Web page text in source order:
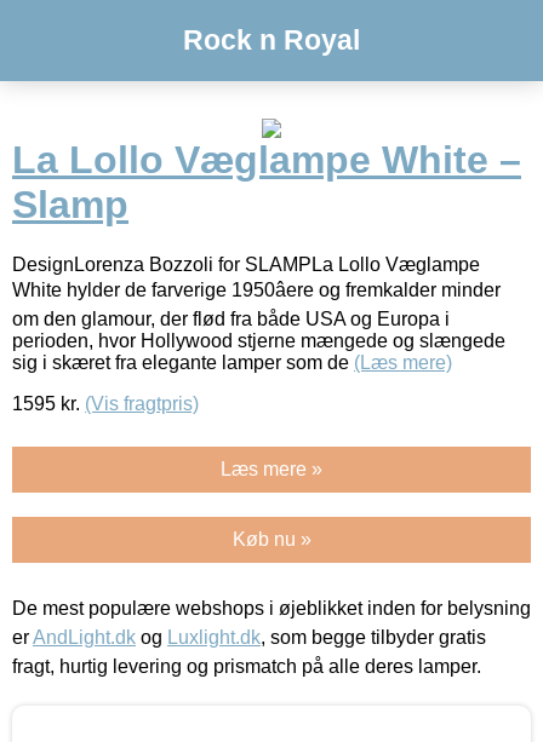
Rock n Royal
La Lollo Væglampe White –
Slamp
DesignLorenza Bozzoli for SLAMPLa Lollo Væglampe
White hylder de farverige 1950âere og fremkalder minder
om den glamour, der flød fra både USA og Europa i
perioden, hvor Hollywood stjerne mængede og slængede
sig i skæret fra elegante lamper som de (Læs mere)
1595 kr. (Vis fragtpris)
Læs mere »
Køb nu »
De mest populære webshops i øjeblikket inden for belysning
erAndLight.dk og Luxlight.dk, som begge tilbyder gratis
fragt, hurtig levering og prismatch på alle deres lamper.